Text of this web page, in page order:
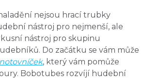
nejsou hrací trubky
nástroj pro nejmenší, ale
nástroj pro skupinu
Do začátku se vám může
, který vám pomůže
Bobotubes rozvíjí hudební